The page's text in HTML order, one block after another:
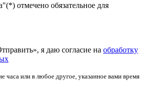
отмечено обязательное для
я даю согласие на обработку
часа или в любое другое, указанное вами время